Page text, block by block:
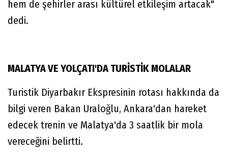
hem de şehirler arası kültürel etkileşim artacak"
dedi.
MALATYA VE YOLÇATI'DA TURİSTİK MOLALAR
Turistik Diyarbakır Ekspresinin rotası hakkında da
bilgi veren Bakan Uraloğlu, Ankara'dan hareket
edecek trenin ve Malatya'da 3 saatlik bir mola
vereceğini belirtti.